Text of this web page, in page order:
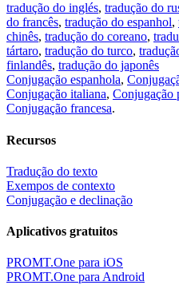
tradução do inglés, tradução do
do francês, tradução do espanhol,
chinês, tradução do coreano,
tártaro, tradução do turco,
finlandês, tradução do japonês
Conjugação espanhola,
Conjugação italiana, Conjugação
Conjugação francesa.
Recursos
Tradução do texto
Exempos de contexto
Conjugação e declinação
Aplicativos gratuitos
PROMT.One para iOS
PROMT.One para Android